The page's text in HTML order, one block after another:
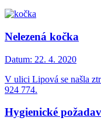
Nelezená kočka
Datum: 22. 4. 2020
V ulici Lipová se našla
924 774.
Hygienické